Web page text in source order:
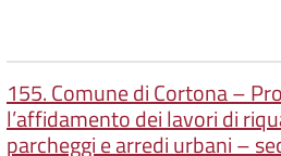
155. Comune di Cortona –
l’affidamento dei lavori di
parcheggi e arredi urbani –